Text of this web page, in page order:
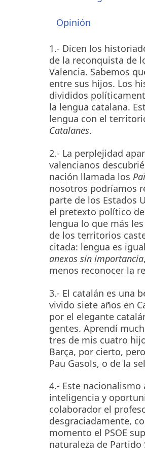
Opinión
1.- Dicen los
de la reconquista de
Valencia. Sabemos
entre sus hijos. Los
divididos
la lengua catalana.
lengua con el
Catalanes.
2.- La perplejidad
valencianos
nación llamada los
nosotros podríamos
parte de los Estados
el pretexto político
lengua lo que más
de los territorios
citada: lengua es
anexos sin importancia
menos reconocer la
3.- El catalán es una
vivido siete años en
por el elegante
gentes. Aprendí
tres de mis cuatro
Barça, por cierto,
Pau Gasols, o de la
4.- Este
inteligencia y
colaborador el
desgraciadamente,
momento el PSOE
naturaleza de Partido